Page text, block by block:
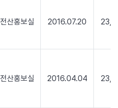
전산홍보실 2016.07.20
전산홍보실 2016.04.04